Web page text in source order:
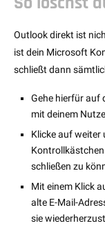
Outlook direkt ist
ist dein Microsoft
schließt dann
Gehe hierfür auf
mit deinem
Klicke auf weiter
schließen zu
Mit einem Klick
alte E-Mail-
sie